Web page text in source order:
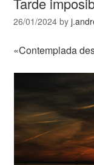
26/01/2024 by
«Contemplada